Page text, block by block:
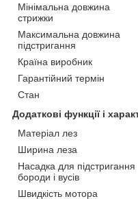
Мінімальна довжина
стрижки
Максимальна довжина
підстригання
Країна виробник
Гарантійний термін
Стан
Додаткові функції і
Матеріал лез
Ширина леза
Насадка для підстригання
бороди і вусів
Швидкість мотора